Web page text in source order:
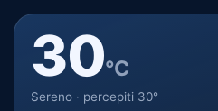
30°C
Sereno · percepiti 30°